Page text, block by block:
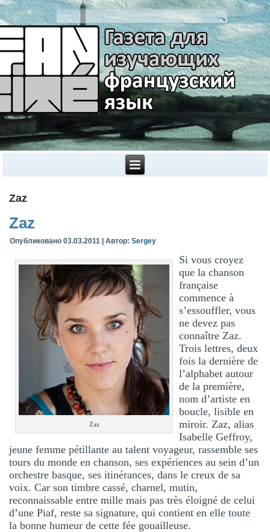
Zaz
Zaz
Опубликовано 03.03.2011 |Автор: Sergey
Zaz
Si vous croyez
que la chanson
française
commence à
s’essouffler, vous
ne devez pas
connaître Zaz.
Trois lettres, deux
fois la dernière de
l’alphabet autour
de la première,
nom d’artiste en
boucle, lisible en
miroir. Zaz, alias
Isabelle Geffroy,
jeune femme pétillante au talent voyageur, rassemble ses
tours du monde en chanson, ses expériences au sein d’un
orchestre basque, ses itinérances, dans le creux de sa
voix. Car son timbre cassé, charnel, mutin,
reconnaissable entre mille mais pas très éloigné de celui
d’une Piaf, reste sa signature, qui contient en elle toute
la bonne humeur de cette fée gouailleuse.